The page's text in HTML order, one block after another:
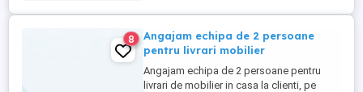
8
Angajam echipa de 2 persoane
pentru livrari mobilier
Angajam echipa de 2 persoane pentru
livrari de mobilier in casa la clienti, pe